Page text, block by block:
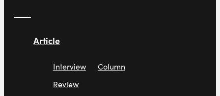
Article
Interview
Review
Column